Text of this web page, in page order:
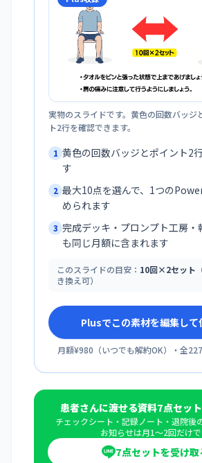
実物のスライドです。黄色の回数バッジ
ト2行を確認できます。
1 黄色の回数バッジとポイント2
す
2 最大10点を選んで、1つの
められます
3 完成デッキ・プロンプト工房・
も同じ月額に含まれます
このスライドの目安： 10回×2セット
き換え可）
Plusでこの素材を編集して
月額¥980 （いつでも解約OK）・全227
患者さんに渡せる資料7点セッ
チェックシート・記録ノート・退院後
お知らせは月1〜2回だけ
7点セットを受け取